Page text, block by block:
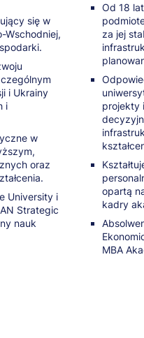
się w
Wschodniej,
i Ukrainy
i
w
oraz
University i
Strategic
nauk
Od 18
za jej
projekty
opartą
kadry
MBA